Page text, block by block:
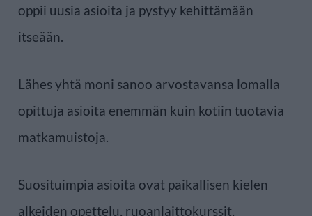
oppii uusia asioita ja pystyy kehittämään
itseään.
Lähes yhtä moni sanoo arvostavansa lomalla
opittuja asioita enemmän kuin kotiin tuotavia
matkamuistoja.
Suosituimpia asioita ovat paikallisen kielen
alkeiden opettelu, ruoanlaittokurssit,